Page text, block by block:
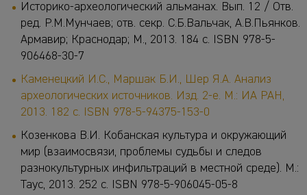
Историко-археологический альманах. Вып. 12 / Отв.
ред. Р.М.Мунчаев; отв. секр. С.Б.Вальчак, А.В.Пьянков.
Армавир; Краснодар; М., 2013. 184 с. ISBN 978-5-
906468-30-7
Каменецкий И.С., Маршак Б.И., Шер Я.А. Анализ
археологических источников. Изд. 2-е. М.: ИА РАН,
2013. 182 c. ISBN 978-5-94375-153-0
Козенкова В.И. Кобанская культура и окружающий
мир (взаимосвязи, проблемы судьбы и следов
разнокультурных инфильтраций в местной среде). М.:
Таус, 2013. 252 с. ISBN 978-5-906045-05-8